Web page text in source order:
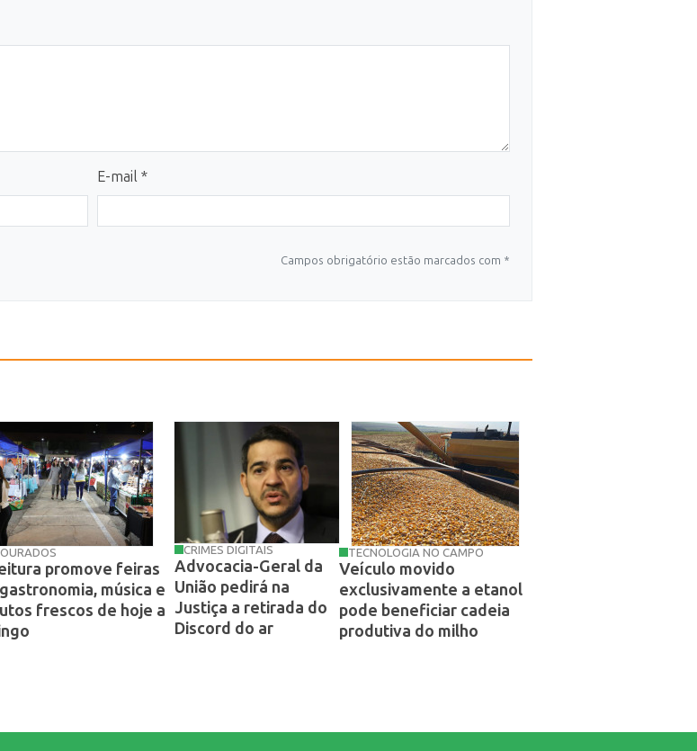
E-mail *
Campos obrigatório estão marcados com *
promove feiras
música e
frescos de hoje a
CRIMES DIGITAIS
Advocacia-Geral da
União pedirá na
Justiça a retirada do
Discord do ar
TECNOLOGIA NO CAMPO
Veículo movido
exclusivamente a etanol
pode beneficiar cadeia
produtiva do milho